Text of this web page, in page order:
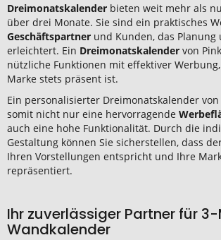
Dreimonatskalender bieten weit mehr als
über drei Monate. Sie sind ein praktisches
Geschäftspartner und Kunden, das
erleichtert. Ein Dreimonatskalender von
nützliche Funktionen mit effektiver
Marke stets präsent ist.
Ein personalisierter Dreimonatskalender
somit nicht nur eine hervorragende
auch eine hohe Funktionalität. Durch die
Gestaltung können Sie sicherstellen, dass
Ihren Vorstellungen entspricht und Ihre
repräsentiert.
Ihr zuverlässiger Partner für
Wandkalender